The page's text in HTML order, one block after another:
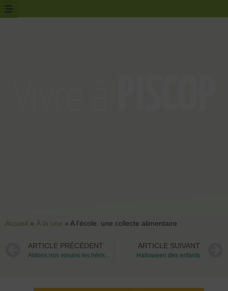
Accueil » À la une » A l’école: une collecte alimentaire
ARTICLE PRÉCÉDENT
Aidons nos voisins les hérissons
ARTICLE SUIVANT
Halloween des enfants